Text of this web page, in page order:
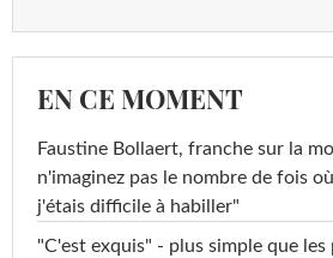
EN CE MOMENT
Faustine Bollaert, franche sur la
n'imaginez pas le nombre de fois
j'étais difficile à habiller"
"C'est exquis" - plus simple que